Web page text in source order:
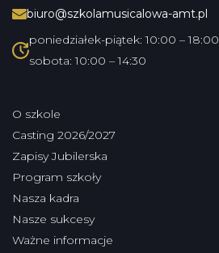
biuro@szkolamusicalowa-amt.pl
poniedziałek-piątek: 10:00 – 18:00
sobota: 10:00 – 14:30
O szkole
Casting 2026/2027
Zapisy Jubilerska
Program szkoły
Nasza kadra
Nasze sukcesy
Ważne informacje